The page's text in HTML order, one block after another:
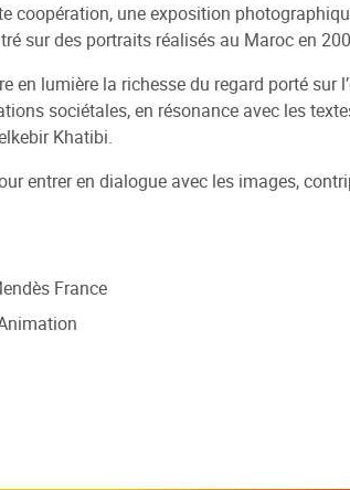
S'inscrire et emprunter
Venir
Faire sa carte
Emprunter
Sur place
Catalogue / compte lecteur
Catalogues
Catalogue médiathèque IEO -
Marcelle Delpastre
Catalogue Clermont Université
Bande dessinée
Festival BD Aurillac Agglo
Evènement
Journées Jobs
coopération, une exposition
sur des portraits réalisés au Maroc en
en lumière la richesse du regard porté sur
sociétales, en résonance avec les
Khatibi.
entrer en dialogue avec les images,
France